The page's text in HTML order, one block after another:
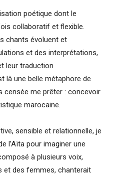
poétique dont le
collaboratif et flexible.
chants évoluent et
et des interprétations,
leur traduction
là une belle métaphore de
censée me prêter : concevoir
marocaine.
sensible et relationnelle, je
l’Aïta pour imaginer une
à plusieurs voix,
et des femmes, chanterait